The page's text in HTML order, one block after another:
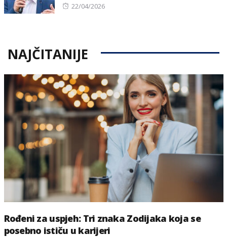
Posted
22/04/2026
NAJČITANIJE
Rođeni za uspjeh: Tri znaka Zodijaka koja se
posebno ističu u karijeri